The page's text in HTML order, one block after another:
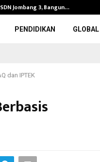
Jombang 3, Bangun…
PENDIDIKAN GLOBAL
dan IPTEK